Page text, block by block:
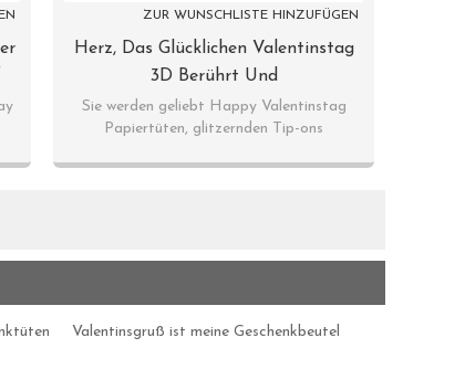
ZUR WUNSCHLISTE HINZUFÜGEN
Herz, Das Glücklichen Valentinstag
3D Berührt Und
Glittergeschenktaschen Mit 4
Entwürfen Sortierte In Der Tongle
Verpackung
Sie werden geliebt Happy Valentinstag
Papiertüten, glitzernden Tip-ons
Valentinsgruß ist meine Geschenkbeutel